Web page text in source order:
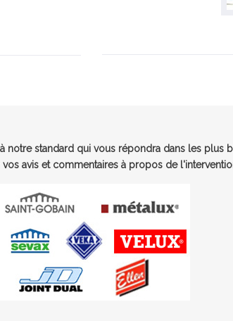
standard qui vous répondra dans les plus
avis et commentaires à propos de